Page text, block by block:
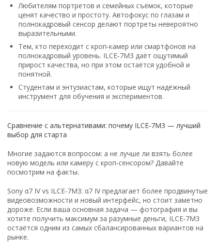
Любителям портретов и семейных съёмок, которые
ценят качество и простоту. Автофокус по глазам и
полнокадровый сенсор делают портреты невероятно
выразительными.
Тем, кто переходит с кроп‑камер или смартфонов на
полнокадровый уровень. ILCE‑7M3 даёт ощутимый
прирост качества, но при этом остаётся удобной и
понятной.
Студентам и энтузиастам, которые ищут надёжный
инструмент для обучения и экспериментов.
Сравнение с альтернативами: почему ILCE‑7M3 — лучший
выбор для старта
Многие задаются вопросом: а не лучше ли взять более
новую модель или камеру с кроп‑сенсором? Давайте
посмотрим на факты.
Sony α7 IVvs ILCE‑7M3: α7 IVпредлагает более продвинутые
видеовозможности и новый интерфейс, но стоит заметно
дороже. Если ваша основная задача — фотография и вы
хотите получить максимум за разумные деньги, ILCE‑7M3
остаётся одним из самых сбалансированных вариантов на
рынке.